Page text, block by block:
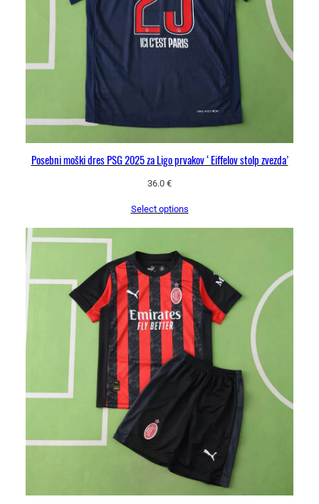
Posebni moški dres PSG 2025 za Ligo prvakov ‘Eiffelov stolp zvezda’
36.0 €
Select options